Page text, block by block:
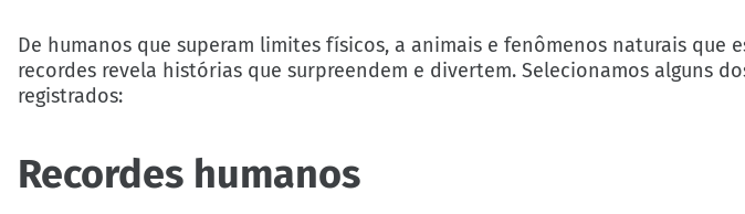
De humanos que superam limites físicos, a animais e fenômenos naturais que
recordes revela histórias que surpreendem e divertem. Selecionamos alguns
registrados:
Recordes humanos